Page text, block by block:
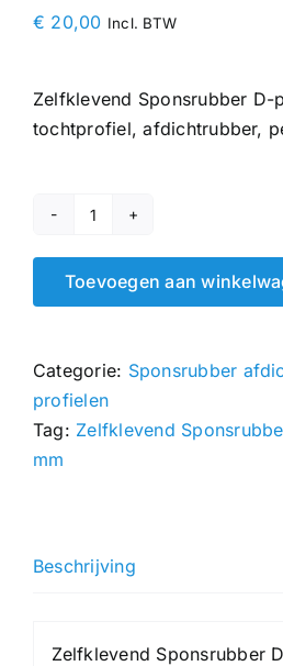
€ 20,00 Incl. BTW
Zelfklevend Sponsrubber D-
tochtprofiel, afdichtrubber,
Zelfklevend
Sponsrubber
Kroonband
5
mm
hoeveelheid
Toevoegen aan
Categorie: Sponsrubber
profielen
Tag: Zelfklevend
mm
Beschrijving
Zelfklevend Sponsrubber